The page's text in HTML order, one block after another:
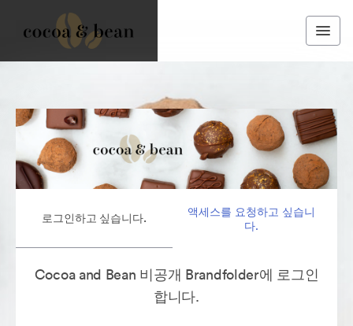
로그인하고 싶습니다.
액세스를 요청하고 싶습니
다.
Cocoa and Bean 비공개 Brandfolder에 로그인
합니다.